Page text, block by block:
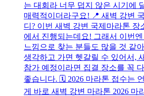
는 대회라 너무 덥지 않은 시기에
매력적이더라구요! 📍 새벽 강변
디? 이번 새벽 강변 국제마라톤 장
에서 진행되는데요! 그래서 이번
느낌으로 찾는 분들도 많을 것 같
생각하고 가면 헷갈릴 수 있어서,
참가 예정이라면 집결 장소를 꼭
좋습니다. 🗓️ 2026 마라톤 접수는
게 바로 새벽 강변 마라톤 2026 마